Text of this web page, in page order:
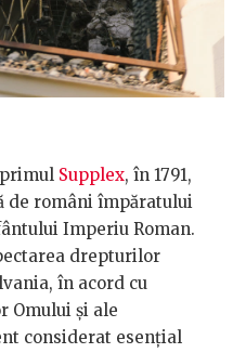
Supplex, în 1791,
de români împăratului
Imperiu Roman.
drepturilor
în acord cu
Omului și ale
considerat esențial